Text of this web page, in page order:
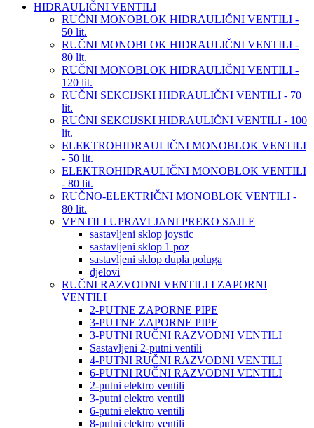
HIDRAULIČNI VENTILI
RUČNI MONOBLOK HIDRAULIČNI VENTILI -
50 lit.
RUČNI MONOBLOK HIDRAULIČNI VENTILI -
80 lit.
RUČNI MONOBLOK HIDRAULIČNI VENTILI -
120 lit.
RUČNI SEKCIJSKI HIDRAULIČNI VENTILI - 70
lit.
RUČNI SEKCIJSKI HIDRAULIČNI VENTILI - 100
lit.
ELEKTROHIDRAULIČNI MONOBLOK VENTILI
- 50 lit.
ELEKTROHIDRAULIČNI MONOBLOK VENTILI
- 80 lit.
RUČNO-ELEKTRIČNI MONOBLOK VENTILI -
80 lit.
VENTILI UPRAVLJANI PREKO SAJLE
sastavljeni sklop joystic
sastavljeni sklop 1 poz
sastavljeni sklop dupla poluga
djelovi
RUČNI RAZVODNI VENTILI I ZAPORNI
VENTILI
2-PUTNE ZAPORNE PIPE
3-PUTNE ZAPORNE PIPE
3-PUTNI RUČNI RAZVODNI VENTILI
Sastavljeni 2-putni ventili
4-PUTNI RUČNI RAZVODNI VENTILI
6-PUTNI RUČNI RAZVODNI VENTILI
2-putni elektro ventili
3-putni elektro ventili
6-putni elektro ventili
8-putni elektro ventili